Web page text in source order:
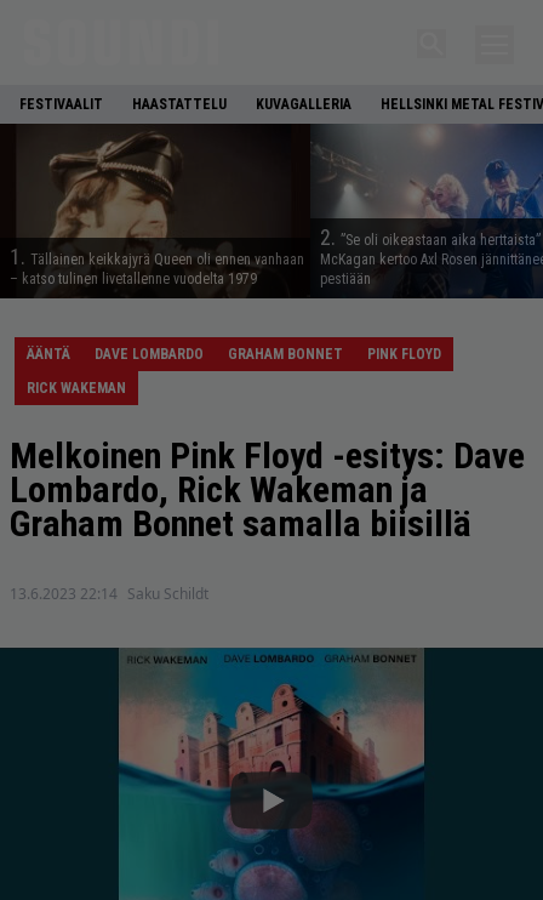
FESTIVAALIT HAASTATTELU KUVAGALLERIA HELLSINKI METAL
1. Tällainen keikkajyrä Queen oli ennen vanhaan
– katso tulinen livetallenne vuodelta 1979
2. ”Se oli oikeastaan aika
McKagan kertoo Axl Rosen
pestiään
ÄÄNTÄ DAVE LOMBARDO GRAHAM BONNET
PINK FLOYD
RICK WAKEMAN
Melkoinen Pink Floyd -esitys: Dave
Lombardo, Rick Wakeman ja
Graham Bonnet samalla biisillä
13.6.2023 22:14 Saku Schildt